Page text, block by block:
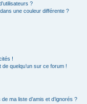
?
une couleur différente ?
!
quelqu’un sur ce forum !
ma liste d’amis et d’ignorés ?